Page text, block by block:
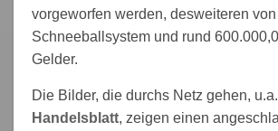
vorgeworfen werden, desweiteren
Schneeballsystem und rund
Gelder.
Die Bilder, die durchs Netz gehen, u.a.
Handelsblatt, zeigen einen